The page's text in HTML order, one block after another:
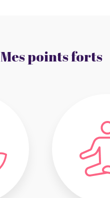
Mes points forts